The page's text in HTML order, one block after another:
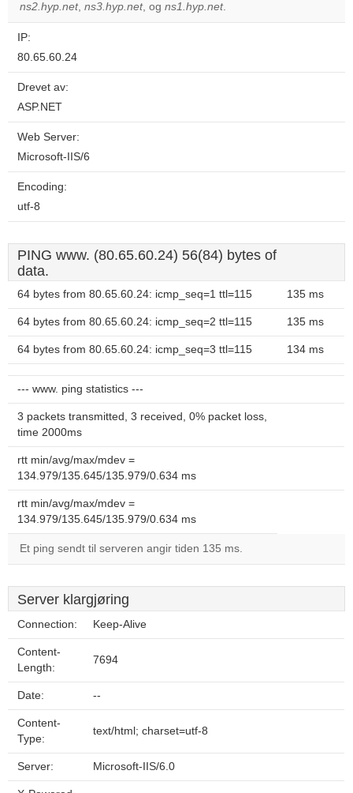
own this
ns2.hyp.net, ns3.hyp.net, og ns1.hyp.net.
IP:
80.65.60.24
Drevet av:
ASP.NET
Web Server:
Microsoft-IIS/6
Encoding:
utf-8
PING www. (80.65.60.24) 56(84) bytes of
data.
64 bytes from 80.65.60.24: icmp_seq=1 ttl=115 135 ms
64 bytes from 80.65.60.24: icmp_seq=2 ttl=115 135 ms
64 bytes from 80.65.60.24: icmp_seq=3 ttl=115 134 ms
--- www. ping statistics ---
3 packets transmitted, 3 received, 0% packet loss,
time 2000ms
rtt min/avg/max/mdev =
134.979/135.645/135.979/0.634 ms
rtt min/avg/max/mdev =
134.979/135.645/135.979/0.634 ms
Et ping sendt til serveren angir tiden 135 ms.
Server klargjøring
Connection: Keep-Alive
Content-
Length:
7694
Date: --
Content-
Type:
text/html; charset=utf-8
Server: Microsoft-IIS/6.0